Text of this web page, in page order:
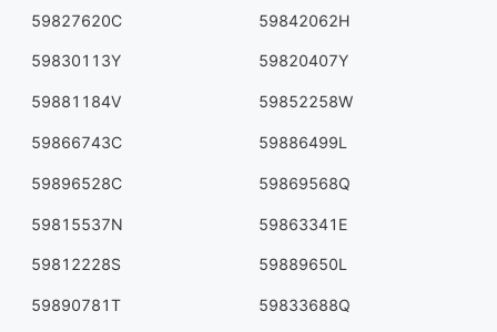
59827620C 59842062H
59830113Y 59820407Y
59881184V 59852258W
59866743C 59886499L
59896528C 59869568Q
59815537N 59863341E
59812228S 59889650L
59890781T 59833688Q